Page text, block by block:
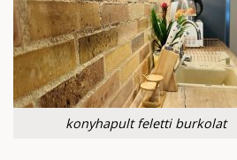
konyhapult feletti burkolat